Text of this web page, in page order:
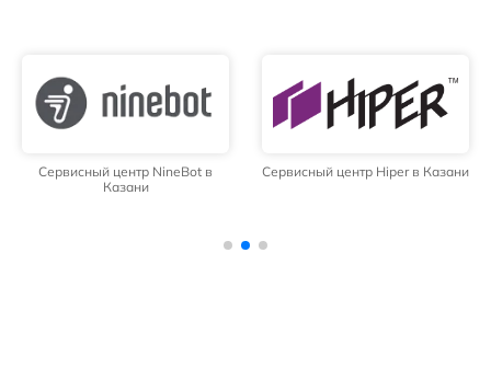
Сервисный центр NineBot в
Казани
Сервисный центр Hiper в Казани